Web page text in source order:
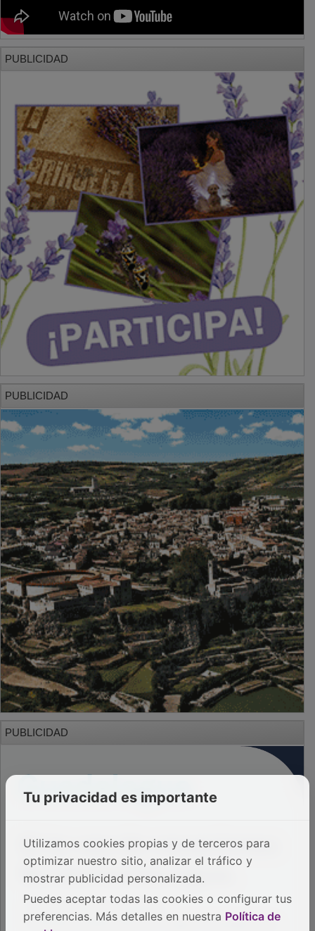
PUBLICIDAD
Tu privacidad es importante
Utilizamos cookies propias y de terceros para
optimizar nuestro sitio, analizar el tráfico y
mostrar publicidad personalizada.
Puedes aceptar todas las cookies o configurar tus
preferencias. Más detalles en nuestra Política de